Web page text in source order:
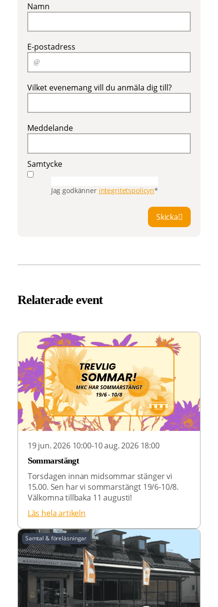
Namn
E-postadress
Vilket evenemang vill du anmäla dig till?
Meddelande
Samtycke
Jag godkänner integritetspolicyn*
Skicka
Relaterade event
19 jun. 2026 10:00-10 aug. 2026 18:00
Sommarstängt
Torsdagen innan midsommar stänger vi
15.00. Sen har vi sommarstängt 19/6-10/8.
Välkomna tillbaka 11 augusti!
Läs hela artikeln
Samtal & föreläsningar